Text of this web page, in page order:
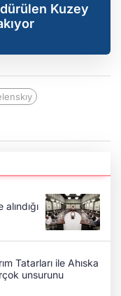
Kuzey
Tatarları ile Ahıska
unsurunu